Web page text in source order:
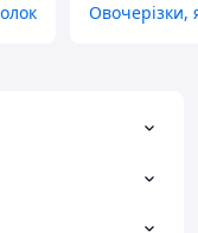
Овочерізки,